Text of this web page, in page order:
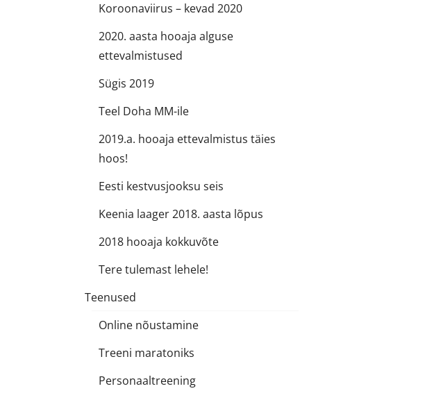
Koroonaviirus – kevad 2020
2020. aasta hooaja alguse
ettevalmistused
Sügis 2019
Teel Doha MM-ile
2019.a. hooaja ettevalmistus täies
hoos!
Eesti kestvusjooksu seis
Keenia laager 2018. aasta lõpus
2018 hooaja kokkuvõte
Tere tulemast lehele!
Teenused
Online nõustamine
Treeni maratoniks
Personaaltreening